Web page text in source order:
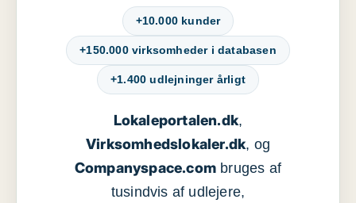
+10.000 kunder
+150.000 virksomheder i databasen
+1.400 udlejninger årligt
Lokaleportalen.dk,
Virksomhedslokaler.dk, og
Companyspace.com bruges af
tusindvis af udlejere,